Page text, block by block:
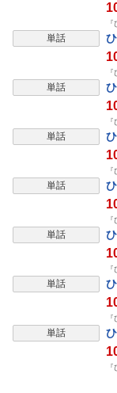
表示制限中
単話
表示制限中
単話
表示制限中
単話
表示制限中
単話
表示制限中
単話
表示制限中
単話
表示制限中
単話